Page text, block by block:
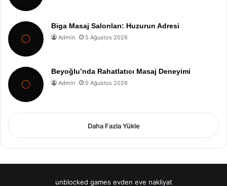
Biga Masaj Salonları: Huzurun Adresi
Admin 5 Ağustos 2026
Beyoğlu’nda Rahatlatıcı Masaj Deneyimi
Admin 5 Ağustos 2026
Daha Fazla Yükle
unblocked games evden eve nakliyat